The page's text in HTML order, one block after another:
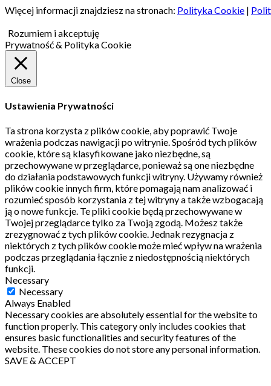
Więcej informacji znajdziesz na stronach: Polityka Cookie |
Rozumiem i akceptuję
Prywatność & Polityka Cookie
Close
Ustawienia Prywatności
Ta strona korzysta z plików cookie, aby poprawić Twoje
wrażenia podczas nawigacji po witrynie. Spośród tych plików
cookie, które są klasyfikowane jako niezbędne, są
przechowywane w przeglądarce, ponieważ są one niezbędne
do działania podstawowych funkcji witryny. Używamy również
plików cookie innych firm, które pomagają nam analizować i
rozumieć sposób korzystania z tej witryny a także wzbogacają
ją o nowe funkcje. Te pliki cookie będą przechowywane w
Twojej przeglądarce tylko za Twoją zgodą. Możesz także
zrezygnować z tych plików cookie. Jednak rezygnacja z
niektórych z tych plików cookie może mieć wpływ na wrażenia
podczas przeglądania łącznie z niedostępnością niektórych
funkcji.
Necessary
Necessary
Always Enabled
Necessary cookies are absolutely essential for the website to
function properly. This category only includes cookies that
ensures basic functionalities and security features of the
website. These cookies do not store any personal information.
SAVE & ACCEPT